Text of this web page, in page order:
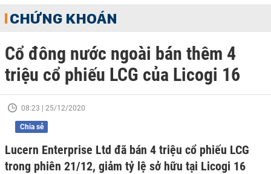
CHỨNG KHOÁN
Cổ đông nước ngoài bán thêm 4
triệu cổ phiếu LCG của Licogi 16
08:23 | 25/12/2020
Chia sẻ
Lucern Enterprise Ltd đã bán 4 triệu cổ phiếu LCG
trong phiên 21/12, giảm tỷ lệ sở hữu tại Licogi 16